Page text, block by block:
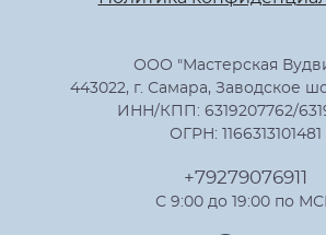
ООО "Мастерская
443022, г. Самара, Заводское
ИНН/КПП: 6319207762/
ОГРН: 1166313101481
+79279076911
С 9:00 до 19:00 по